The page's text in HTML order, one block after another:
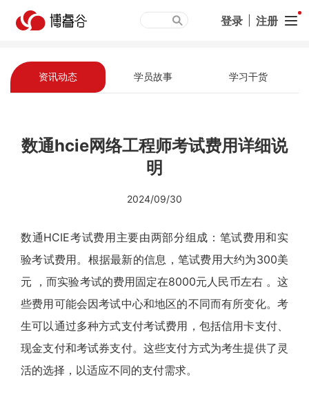
登录 注册
资讯动态 学员故事 学习干货
数通hcie网络工程师考试费用详细说
明
2024/09/30
数通HCIE考试费用主要由两部分组成：笔试费用和实
验考试费用。根据最新的信息，笔试费用大约为300美
元 ，而实验考试的费用固定在8000元人民币左右 。这
些费用可能会因考试中心和地区的不同而有所变化。考
生可以通过多种方式支付考试费用，包括信用卡支付、
现金支付和考试券支付。这些支付方式为考生提供了灵
活的选择，以适应不同的支付需求。